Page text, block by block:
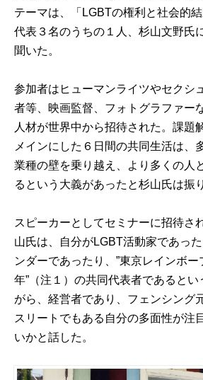
テーマは、「LGBTの権利と社会的
代表３名のうちの１人、杉山文野氏
聞いた。
参加者はヒューマンライツやセクシ
者等、映画監督、フォトグラファー
人材が世界中から招待された。課題
メインにした６日間の共同生活は、
業種の壁を乗り越え、より多くの人
るという大義があったと杉山氏は振
スピーカーとしてセミナーに招待さ
山氏は、自分がLGBT活動家であっ
ンダーであったり、”東京レインボー
年”（注１）の共同代表者であると
がら、経営者であり、フェンシング
スリートでもある自分の多面性が注
いかと話した。